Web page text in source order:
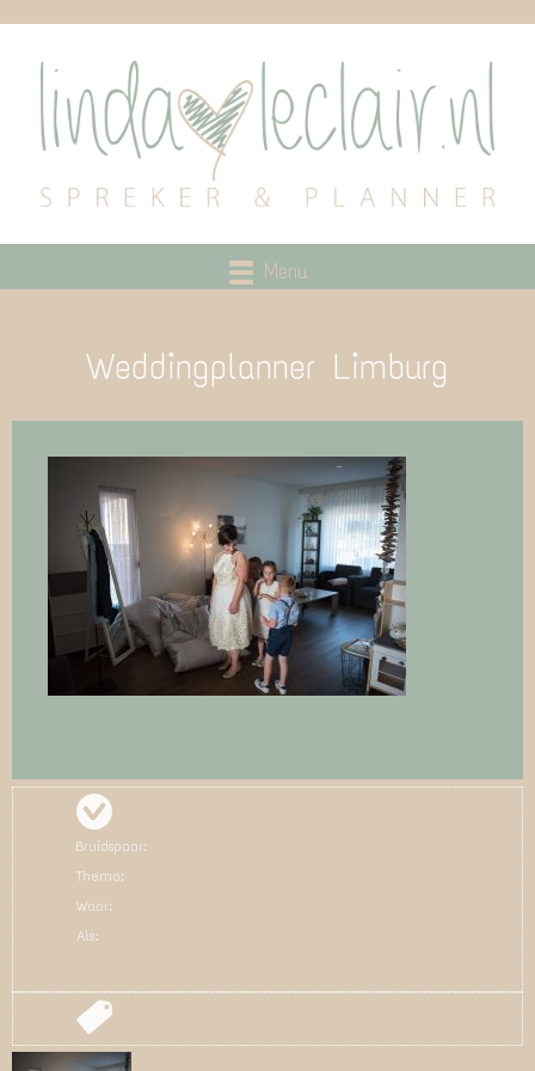
Menu
Weddingplanner Limburg
Bruidspaar:
Thema:
Waar:
Als: